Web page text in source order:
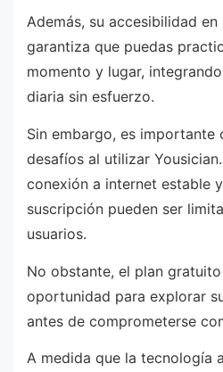
Además, su accesibilidad
garantiza que puedas
momento y lugar,
diaria sin esfuerzo.
Sin embargo, es importante
desafíos al utilizar
conexión a internet estable
suscripción pueden ser
usuarios.
No obstante, el plan
oportunidad para explorar
antes de comprometerse
A medida que la tecnología